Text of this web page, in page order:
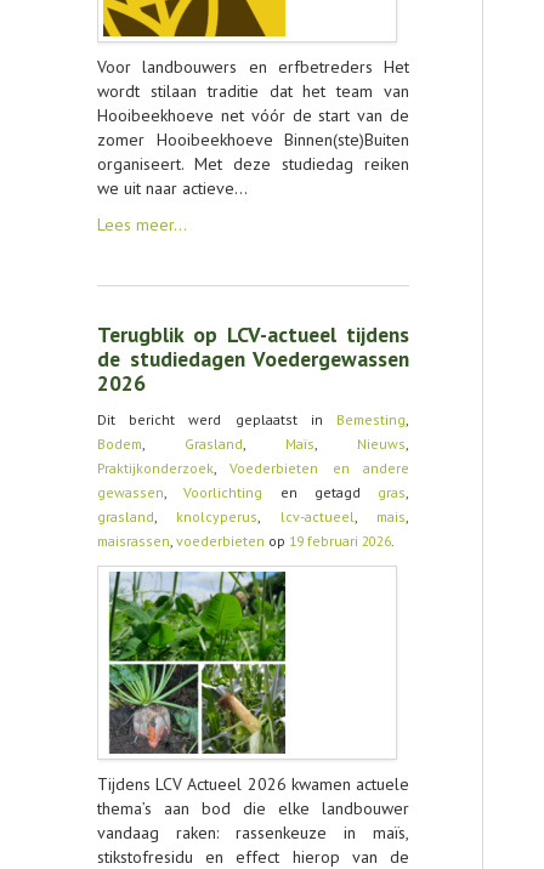
Voor landbouwers en erfbetreders Het
wordt stilaan traditie dat het team van
Hooibeekhoeve net vóór de start van de
zomer Hooibeekhoeve Binnen(ste)Buiten
organiseert. Met deze studiedag reiken
we uit naar actieve…
Lees meer…
Terugblik op LCV-actueel tijdens
de studiedagen Voedergewassen
2026
Dit bericht werd geplaatst in Bemesting,
Bodem, Grasland, Maïs, Nieuws,
Praktijkonderzoek,Voederbieten en andere
gewassen,Voorlichting en getagd gras,
grasland, knolcyperus, lcv-actueel, mais,
maisrassen, voederbieten op 19 februari 2026.
Tijdens LCV Actueel 2026 kwamen actuele
thema’s aan bod die elke landbouwer
vandaag raken: rassenkeuze in maïs,
stikstofresidu en effect hierop van de